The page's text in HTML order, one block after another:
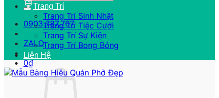
0903.787.767
ZALO
0₫
Trang Trí
Trang Trí Sinh Nhật
Trang Trí Tiệc Cưới
Trang Trí Sự Kiện
Trang Trí Bong Bóng
Liên Hệ